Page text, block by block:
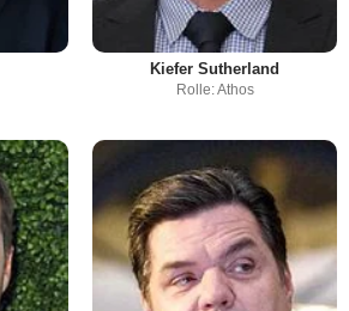
Kiefer Sutherland
Rolle: Athos